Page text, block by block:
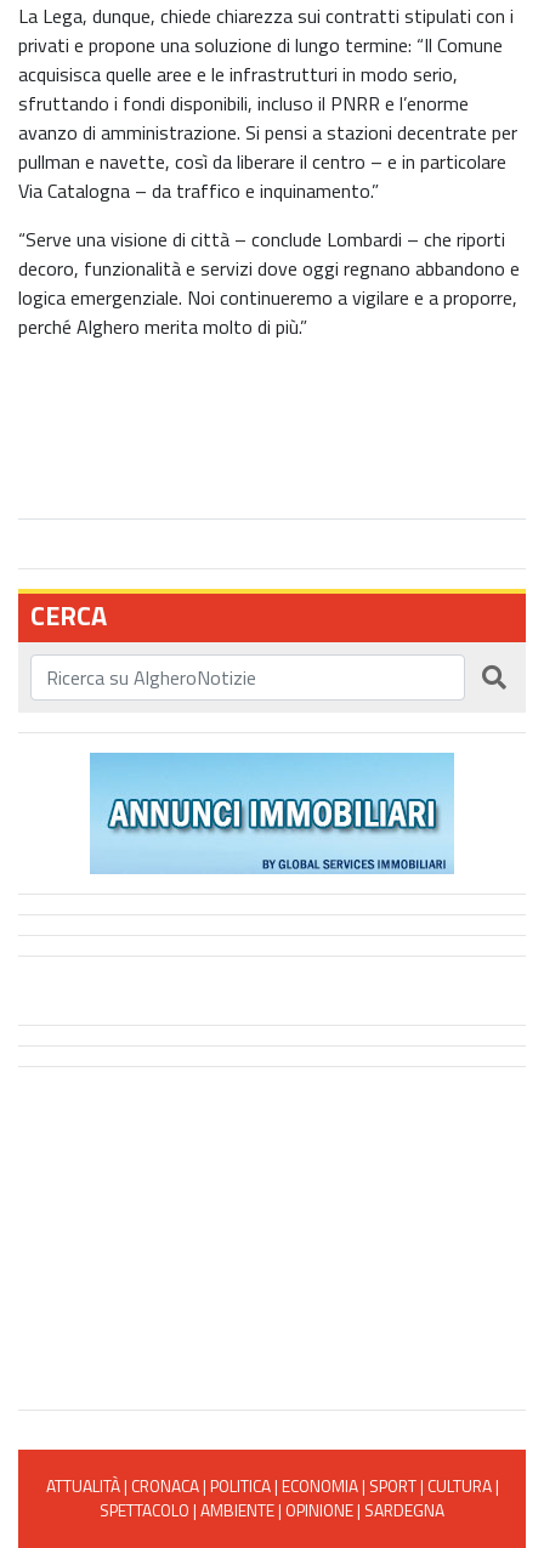
La Lega, dunque, chiede chiarezza sui contratti stipulati con i
privati e propone una soluzione di lungo termine: “Il Comune
acquisisca quelle aree e le infrastrutturi in modo serio,
sfruttando i fondi disponibili, incluso il PNRR e l’enorme
avanzo di amministrazione. Si pensi a stazioni decentrate per
pullman e navette, così da liberare il centro – e in particolare
Via Catalogna – da traffico e inquinamento.”
“Serve una visione di città – conclude Lombardi – che riporti
decoro, funzionalità e servizi dove oggi regnano abbandono e
logica emergenziale. Noi continueremo a vigilare e a proporre,
perché Alghero merita molto di più.”
CERCA
ATTUALITÀ| CRONACA|POLITICA|ECONOMIA| SPORT| CULTURA|
SPETTACOLO|AMBIENTE| OPINIONE| SARDEGNA